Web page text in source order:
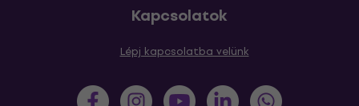
Kapcsolatok
Lépj kapcsolatba velünk